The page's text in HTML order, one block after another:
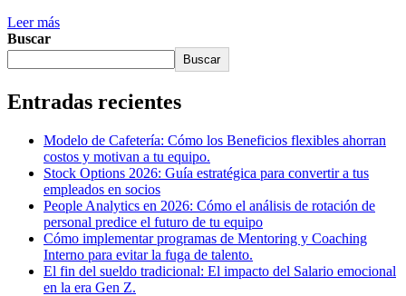
Leer más
Buscar
Buscar
Entradas recientes
Modelo de Cafetería: Cómo los Beneficios flexibles ahorran
costos y motivan a tu equipo.
Stock Options 2026: Guía estratégica para convertir a tus
empleados en socios
People Analytics en 2026: Cómo el análisis de rotación de
personal predice el futuro de tu equipo
Cómo implementar programas de Mentoring y Coaching
Interno para evitar la fuga de talento.
El fin del sueldo tradicional: El impacto del Salario emocional
en la era Gen Z.